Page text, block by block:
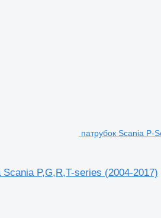
патрубок Scania P-
P,G,R,T-series (2004-2017)